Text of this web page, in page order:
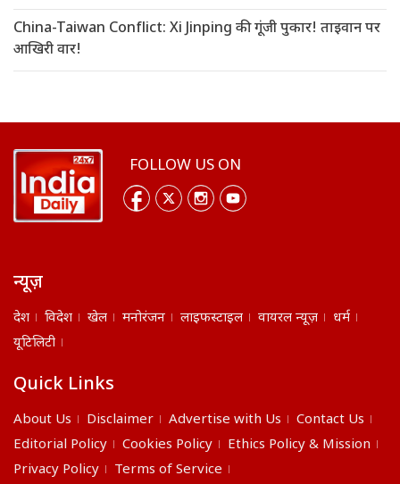
China-Taiwan Conflict: Xi Jinping की गूंजी पुकार! ताइवान पर
आखिरी वार!
FOLLOW US ON
न्यूज़
देश विदेश खेल मनोरंजन लाइफस्टाइल वायरल न्यूज़
धर्म
यूटिलिटी
Quick Links
About Us Disclaimer Advertise with Us
Contact Us
Editorial Policy
Cookies Policy
Ethics Policy & Mission
Privacy Policy
Terms of Service